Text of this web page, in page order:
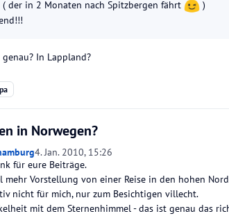
( der in 2 Monaten nach Spitzbergen fährt
)
In Lappland?
in Norwegen?
4. Jan. 2010, 15:26
für eure Beiträge.
mehr Vorstellung von einer Reise in den hohen
nicht für mich, nur zum Besichtigen villecht.
mit dem Sternenhimmel - das ist genau das